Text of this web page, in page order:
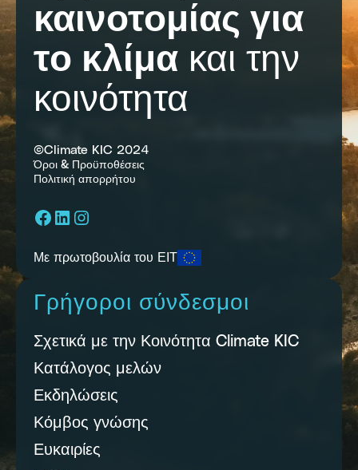
καινοτομίας για
το κλίμα και την
κοινότητα
©Climate KIC 2024
Όροι & Προϋποθέσεις
Πολιτική απορρήτου
Facebook
LinkedIn
Instagram
Με πρωτοβουλία του ΕΙΤ
Γρήγοροι σύνδεσμοι
Σχετικά με την Κοινότητα Climate KIC
Κατάλογος μελών
Εκδηλώσεις
Κόμβος γνώσης
Ευκαιρίες